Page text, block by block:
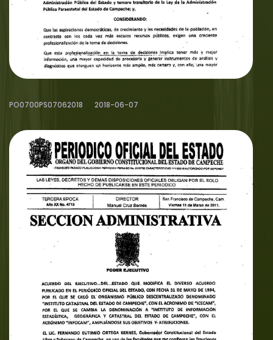
PO0700PS07062018 2018-06-07